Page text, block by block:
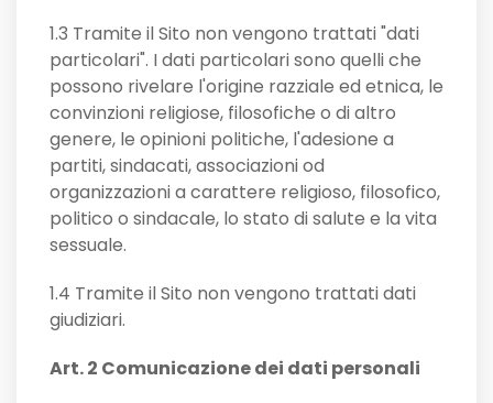
1.3 Tramite il Sito non vengono trattati "dati
particolari". I dati particolari sono quelli che
possono rivelare l'origine razziale ed etnica, le
convinzioni religiose, filosofiche o di altro
genere, le opinioni politiche, l'adesione a
partiti, sindacati, associazioni od
organizzazioni a carattere religioso, filosofico,
politico o sindacale, lo stato di salute e la vita
sessuale.
1.4 Tramite il Sito non vengono trattati dati
giudiziari.
Art. 2 Comunicazione dei dati personali